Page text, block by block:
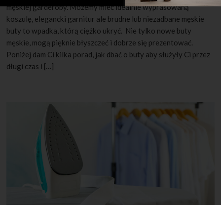
męskiej garderoby. Możemy mieć idealnie wyprasowaną
koszulę, elegancki garnitur ale brudne lub niezadbane męskie
buty to wpadka, którą ciężko ukryć. Nie tylko nowe buty
męskie, mogą pięknie błyszczeć i dobrze się prezentować.
Poniżej dam Ci kilka porad, jak dbać o buty aby służyły Ci przez
długi czas i […]